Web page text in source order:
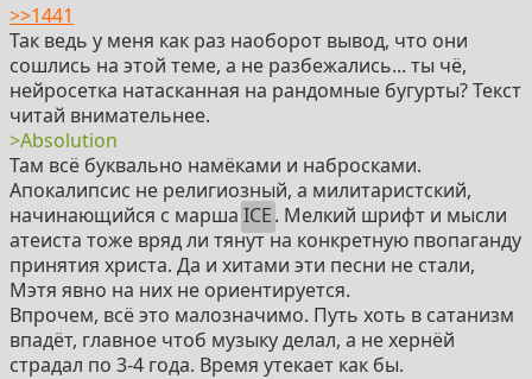
>>1441
Так ведь у меня как раз наоборот вывод, что они
сошлись на этой теме, а не разбежались... ты чё,
нейросетка натасканная на рандомные бугурты? Текст
читай внимательнее.
>Absolution
Там всё буквально намёками и набросками.
Апокалипсис не религиозный, а милитаристский,
начинающийся с марша ICE. Мелкий шрифт и мысли
атеиста тоже вряд ли тянут на конкретную пвопаганду
принятия христа. Да и хитами эти песни не стали,
Мэтя явно на них не ориентируется.
Впрочем, всё это малозначимо. Путь хоть в сатанизм
впадёт, главное чтоб музыку делал, а не хернёй
страдал по 3-4 года. Время утекает как бы.